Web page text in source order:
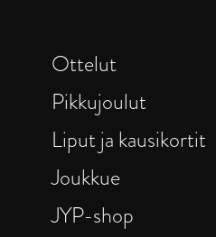
Ottelut
Pikkujoulut
Liput ja kausikortit
Joukkue
JYP-shop